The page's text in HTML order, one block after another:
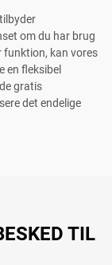
om du har brug
funktion, kan vores
en fleksibel
gratis
det endelige
TIL